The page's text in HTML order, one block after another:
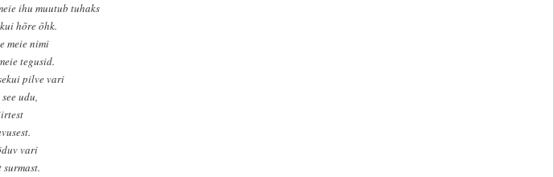
ihu muutub tuhaks
hõre õhk.
meie nimi
tegusid.
pilve vari
udu,
vari